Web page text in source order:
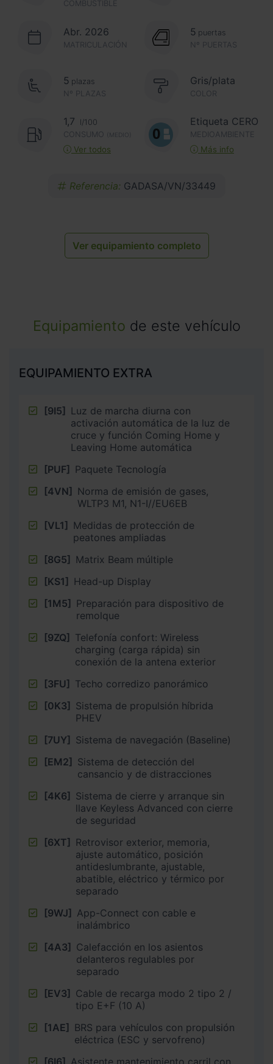
COMBUSTIBLE
Abr. 2026
MATRICULACIÓN Nº PUERTAS
5 puertas
Nº PLAZAS
5 plazas Gris/plata
COLOR
1,7
l/100
CONSUMO
Ver todos
Etiqueta CERO
MEDIOAMBIENTE
Más info
Referencia: GADASA/VN/33449
Ver equipamiento completo
Equipamiento de este vehículo
EQUIPAMIENTO EXTRA
[9I5] Luz de marcha diurna con
activación automática de la luz de
cruce y función Coming Home y
Leaving Home automática
[PUF] Paquete Tecnología
[4VN] Norma de emisión de gases,
WLTP3 M1, N1-I//EU6EB
[VL1] Medidas de protección de
peatones ampliadas
[8G5] Matrix Beam múltiple
[KS1] Head-up Display
[1M5] Preparación para dispositivo de
remolque
[9ZQ] Telefonía confort: Wireless
charging (carga rápida) sin
conexión de la antena exterior
[3FU] Techo corredizo panorámico
[0K3] Sistema de propulsión híbrida
PHEV
[7UY] Sistema de navegación (Baseline)
[EM2] Sistema de detección del
cansancio y de distracciones
[4K6] Sistema de cierre y arranque sin
llave Keyless Advanced con cierre
de seguridad
[6XT] Retrovisor exterior, memoria,
ajuste automático, posición
antideslumbrante, ajustable,
abatible, eléctrico y térmico por
separado
[9WJ] App-Connect con cable e
inalámbrico
[4A3] Calefacción en los asientos
delanteros regulables por
separado
[EV3] Cable de recarga modo 2 tipo 2 /
tipo E+F (10 A)
[1AE] BRS para vehículos con propulsión
eléctrica (ESC y servofreno)